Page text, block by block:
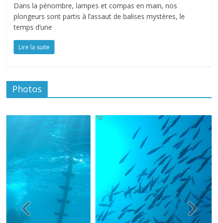
Dans la pénombre, lampes et compas en main, nos
plongeurs sont partis à l’assaut de balises mystères, le
temps d’une
Lire la suite
Photos